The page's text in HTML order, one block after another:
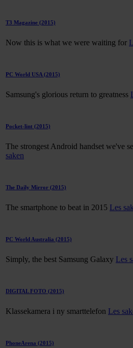
T3 Magazine (2015)
Now this is what we were waiting for
PC World USA (2015)
Samsung's glorious return to greatness
Pocket-lint (2015)
The strongest Android handset we've
saken
The Daily Mirror (2015)
The smartphone to beat in 2015 Les
PC World Australia (2015)
Simply, the best Samsung Galaxy Les
DIGITAL FOTO (2015)
Klassekamera i ny smarttelefon Les
PhoneArena (2015)